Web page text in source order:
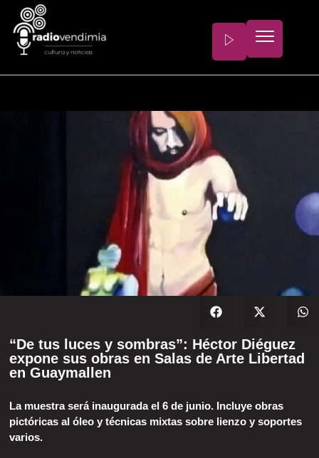
“De tus luces y sombras”: Héctor Diéguez
expone sus obras en Salas de Arte Libertad
en Guaymallen
La muestra será inaugurada el 6 de junio. Incluye obras
pictóricas al óleo y técnicas mixtas sobre lienzo y soportes
varios.